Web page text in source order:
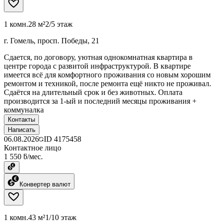
1 комн.28 м²2/5 этаж
г. Гомель, просп. Победы, 21
Сдается, по договору, уютная однокомнатная квартира в
центре города с развитой инфраструктурой. В квартире
имеется всё для комфортного проживания со новым хорошим
ремонтом и техникой, после ремонта ещё никто не проживал.
Сдаётся на длительный срок и без животных. Оплата
производится за 1-ый и последний месяцы проживания +
коммуналка
Контакты
Написать
06.08.2026 ID 4175458
Контактное лицо
1 550 ƃ/мес.
Конвертер валют
1 комн.43 м²1/10 этаж